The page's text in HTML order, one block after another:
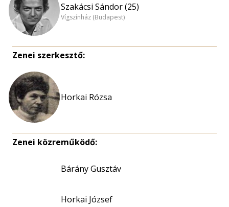
Szakácsi Sándor (25)
Vígszínház (Budapest)
Zenei szerkesztő:
Horkai Rózsa
Zenei közreműködő:
Bárány Gusztáv
Horkai József